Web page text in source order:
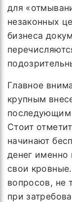
для
незаконных
бизнеса
Главное
крупным
Стоит
начинают
денег именно
свои
вопросов, не
при